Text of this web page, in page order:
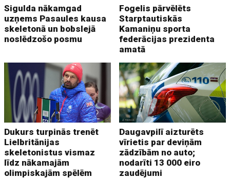
Sigulda nākamgad
uzņems Pasaules kausa
skeletonā un bobslejā
noslēdzošo posmu
Fogelis pārvēlēts
Starptautiskās
Kamaniņu sporta
federācijas prezidenta
amatā
Dukurs turpinās trenēt
Lielbritānijas
skeletonistus vismaz
līdz nākamajām
olimpiskajām spēlēm
Daugavpilī aizturēts
vīrietis par deviņām
zādzībām no auto;
nodarīti 13 000 eiro
zaudējumi